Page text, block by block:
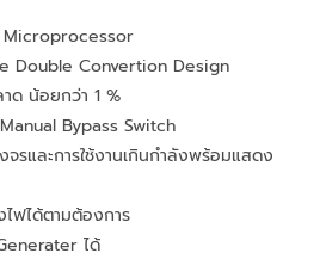
Microprocessor
Double Convertion Design
ด น้อยกว่า 1 %
Bypass Switch
รและการใช้งานเกินกำลังพร้อมแสดง
ไฟได้ตามต้องการ
ได้